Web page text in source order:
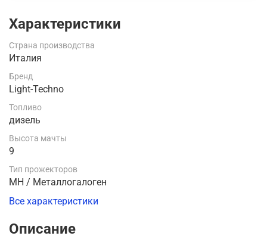
Характеристики
Страна производства
Италия
Бренд
Light-Techno
Топливо
дизель
Высота мачты
9
Тип прожекторов
MH / Металлогалоген
Все характеристики
Описание